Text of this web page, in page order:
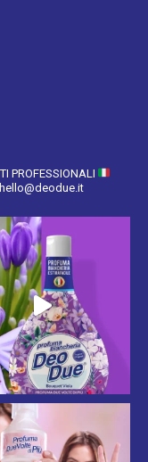
PROFESSIONALI
hello@deodue.it